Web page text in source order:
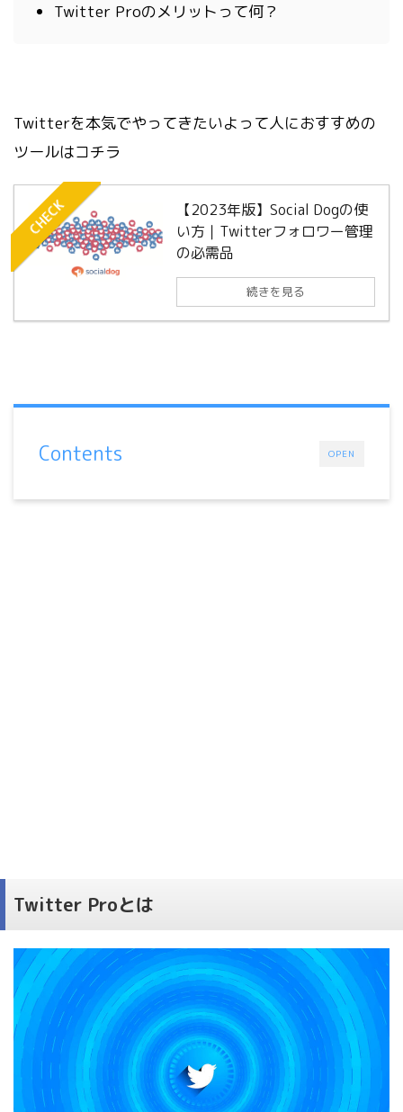
Twitter Proのメリットって何？
Twitterを本気でやってきたいよって人におすすめの
ツールはコチラ
CHECK
【2023年版】Social Dogの使
い方｜Twitterフォロワー管理
の必需品
続きを見る
OPEN
Contents
Twitter Proとは